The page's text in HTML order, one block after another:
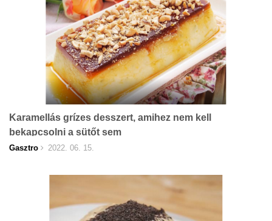
Karamellás grízes desszert, amihez nem kell
bekapcsolni a sütőt sem
Gasztro 2022. 06. 15.